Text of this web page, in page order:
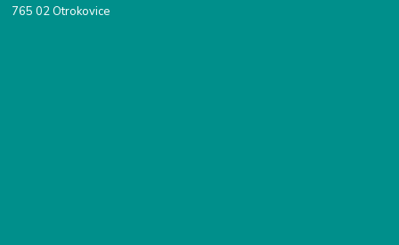
765 02 Otrokovice